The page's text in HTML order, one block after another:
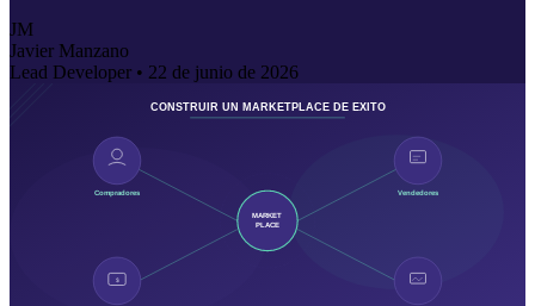
JM
Javier Manzano
Lead Developer • 22 de junio de 2026